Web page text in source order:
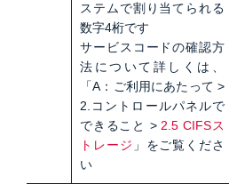
ステムで割り当てられる
数字4桁です
サービスコードの確認方
法について詳しくは、
「A：ご利用にあたって >
2.コントロールパネルで
できること > 2.5 CIFSス
トレージ 」をご覧くださ
い